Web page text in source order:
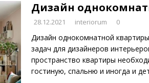
Дизайн
28.12.2021 interiorum 0
Дизайн однокомнатной
задач для дизайнеров
пространство квартиры
гостиную, спальню и иногда и